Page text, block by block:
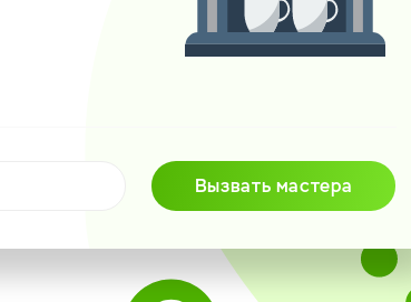
Вызвать мастера